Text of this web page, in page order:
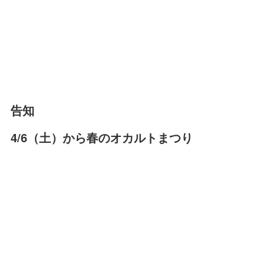
告知
4/6（土）から春のオカルトまつり